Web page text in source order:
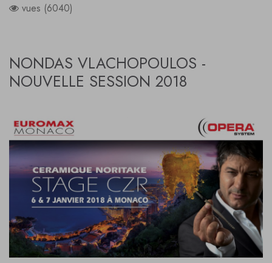
vues (6040)
NONDAS VLACHOPOULOS -
NOUVELLE SESSION 2018